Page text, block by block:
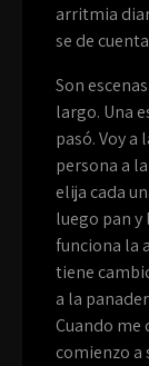
arritmia
se de
Son
largo. Una
pasó. Voy a
persona a
elija cada
luego pan y
funciona la
tiene
a la
Cuando me
comienzo a